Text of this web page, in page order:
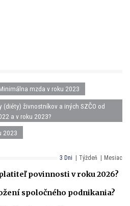
mzda v roku 2023
(diéty) živnostníkov a iných SZČO od
a v roku 2023?
2023
3 Dni Týždeň Mesiac
povinnosti v roku 2026?
spoločného podnikania?